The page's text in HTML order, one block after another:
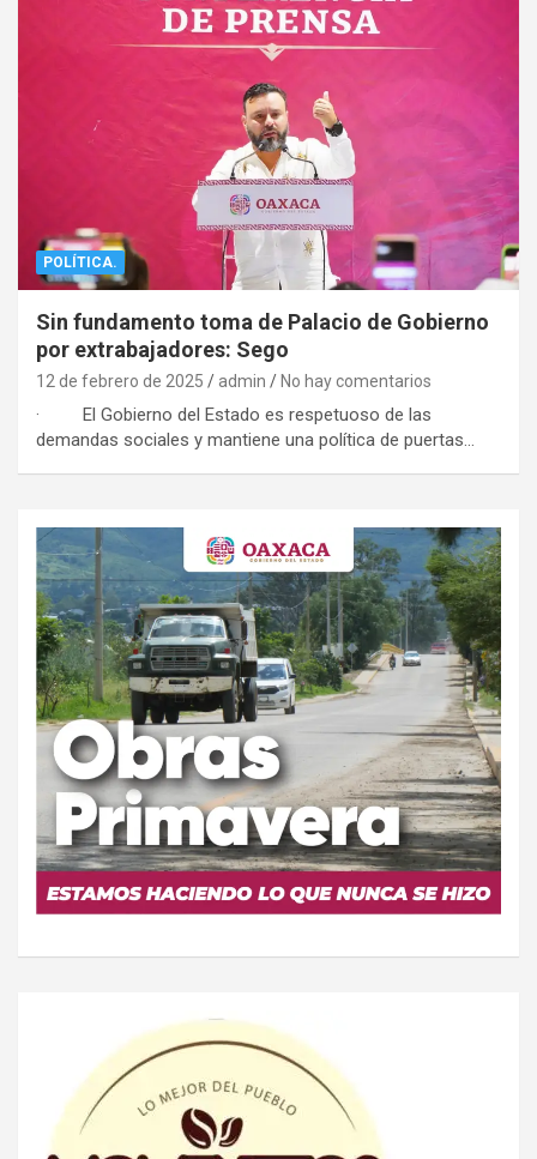
POLÍTICA.
Sin fundamento toma de Palacio de Gobierno
por extrabajadores: Sego
12 de febrero de 2025 admin No hay comentarios
· El Gobierno del Estado es respetuoso de las
demandas sociales y mantiene una política de puertas…